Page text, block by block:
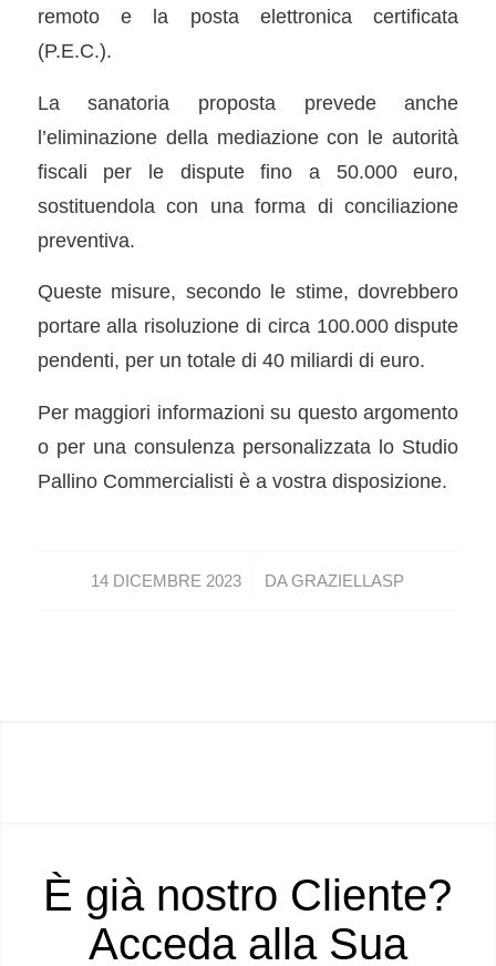
remoto e la posta elettronica certificata
(P.E.C.).
La sanatoria proposta prevede anche
l’eliminazione della mediazione con le autorità
fiscali per le dispute fino a 50.000 euro,
sostituendola con una forma di conciliazione
preventiva.
Queste misure, secondo le stime, dovrebbero
portare alla risoluzione di circa 100.000 dispute
pendenti, per un totale di 40 miliardi di euro.
Per maggiori informazioni su questo argomento
o per una consulenza personalizzata lo Studio
Pallino Commercialisti è a vostra disposizione.
14 DICEMBRE 2023
/ DAGRAZIELLASP
È già nostro Cliente?
Acceda alla Sua